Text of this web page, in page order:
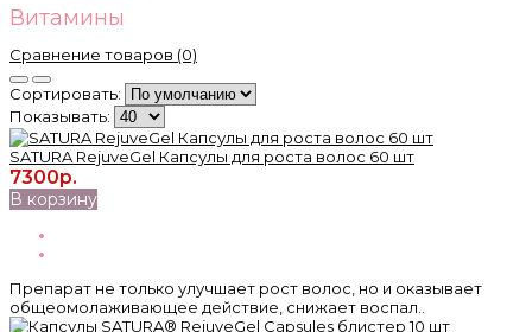
Витамины
Сравнение товаров (0)
Сортировать:
Показывать:
SATURA RejuveGel Капсулы для роста волос 60 шт
7300р.
В корзину
Препарат не только улучшает рост волос, но и оказывает
общеомолаживающее действие, снижает воспал..